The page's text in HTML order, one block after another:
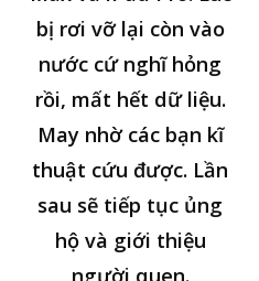
bị rơi vỡ lại còn vào
nước cứ nghĩ hỏng
rồi, mất hết dữ liệu.
May nhờ các bạn kĩ
thuật cứu được. Lần
sau sẽ tiếp tục ủng
hộ và giới thiệu
người quen.